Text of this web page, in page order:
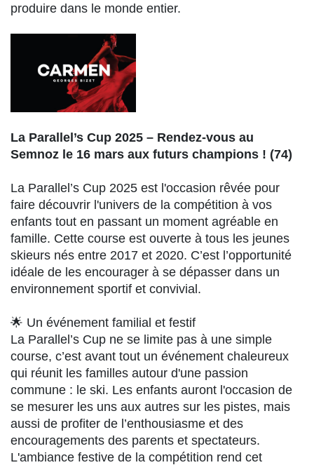
produire dans le monde entier.
La Parallel’s Cup 2025 – Rendez-vous au
Semnoz le 16 mars aux futurs champions ! (74)
La Parallel’s Cup 2025 est l'occasion rêvée pour
faire découvrir l'univers de la compétition à vos
enfants tout en passant un moment agréable en
famille. Cette course est ouverte à tous les jeunes
skieurs nés entre 2017 et 2020. C’est l’opportunité
idéale de les encourager à se dépasser dans un
environnement sportif et convivial.
🌟 Un événement familial et festif
La Parallel’s Cup ne se limite pas à une simple
course, c’est avant tout un événement chaleureux
qui réunit les familles autour d'une passion
commune : le ski. Les enfants auront l'occasion de
se mesurer les uns aux autres sur les pistes, mais
aussi de profiter de l’enthousiasme et des
encouragements des parents et spectateurs.
L'ambiance festive de la compétition rend cet